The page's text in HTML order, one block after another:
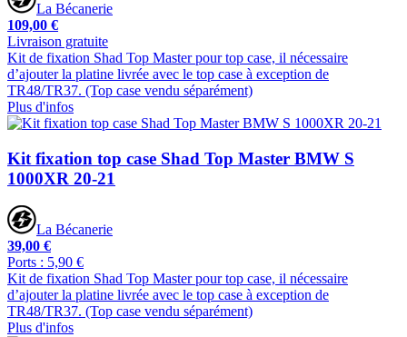
La Bécanerie
109,00 €
Livraison gratuite
Kit de fixation Shad Top Master pour top case, il nécessaire
d’ajouter la platine livrée avec le top case à exception de
TR48/TR37. (Top case vendu séparément)
Plus d'infos
Kit fixation top case Shad Top Master BMW S
1000XR 20-21
La Bécanerie
39,00 €
Ports : 5,90 €
Kit de fixation Shad Top Master pour top case, il nécessaire
d’ajouter la platine livrée avec le top case à exception de
TR48/TR37. (Top case vendu séparément)
Plus d'infos